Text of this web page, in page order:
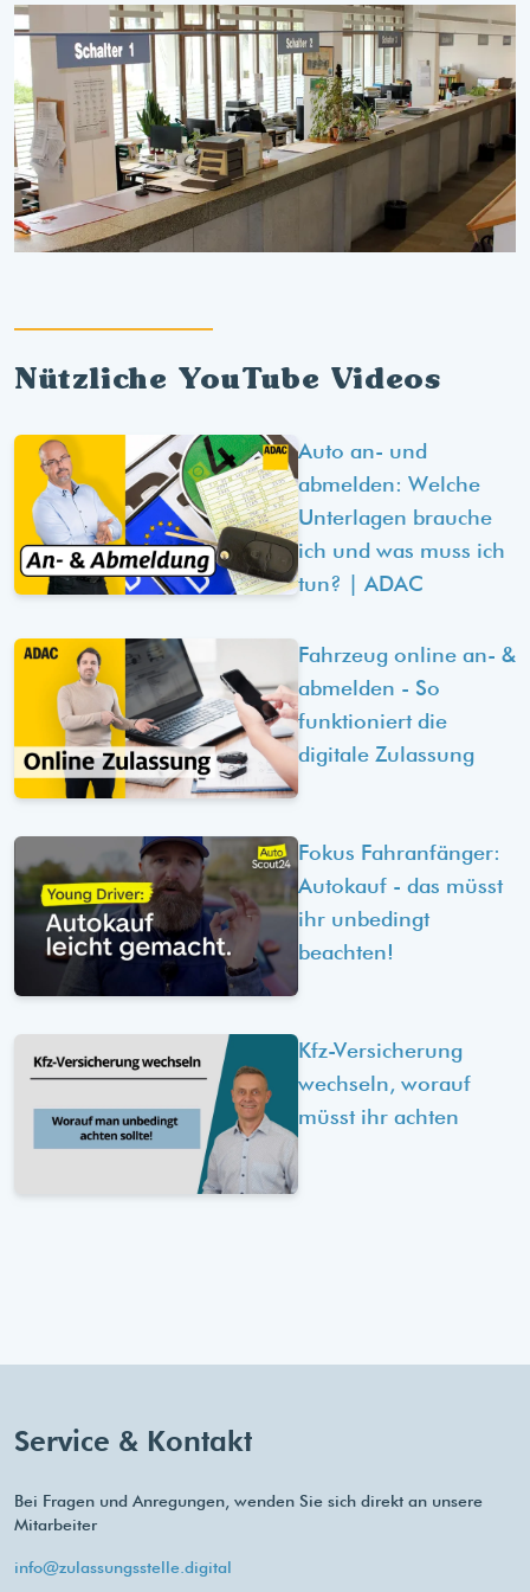
Nützliche YouTube Videos
Auto an- und
abmelden: Welche
Unterlagen brauche
ich und was muss ich
tun? | ADAC
Fahrzeug online an- &
abmelden - So
funktioniert die
digitale Zulassung
Fokus Fahranfänger:
Autokauf - das müsst
ihr unbedingt
beachten!
Kfz-Versicherung
wechseln, worauf
müsst ihr achten
Service & Kontakt
Bei Fragen und Anregungen, wenden Sie sich direkt an unsere
Mitarbeiter
info@zulassungsstelle.digital